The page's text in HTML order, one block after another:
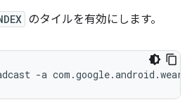
のタイルを有効にします。
-a